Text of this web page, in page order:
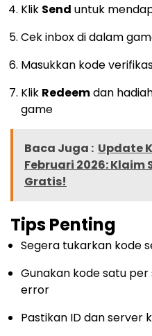
Klik Send untuk
Cek inbox di dalam
Masukkan kode
Klik Redeemdan
game
Baca Juga : Update
Februari 2026: Klaim
Gratis!
Tips Penting
Segera tukarkan kode
Gunakan kode satu
error
Pastikan ID dan server